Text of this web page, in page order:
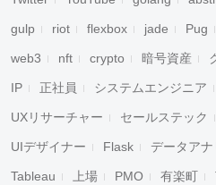
gulp riot flexbox jade Pug
web3 nft crypto 暗号資産
IP 正社員 システムエンジニア
UXリサーチャー セールステック
UIデザイナー Flask データアナ
Tableau 上場 PMO 有楽町